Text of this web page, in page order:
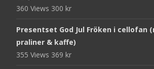
360 Views 300 kr
Presentset God Jul Fröken i cellofan
praliner & kaffe)
355 Views 369 kr